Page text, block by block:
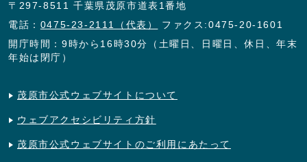
〒297-8511 千葉県茂原市道表1番地
電話： 0475-23-2111（代表）
ファクス:0475-20-1601
開庁時間：9時から16時30分（土曜日、日曜日、休日、年末
年始は閉庁）
茂原市公式ウェブサイトについて
ウェブアクセシビリティ方針
茂原市公式ウェブサイトのご利用にあたって